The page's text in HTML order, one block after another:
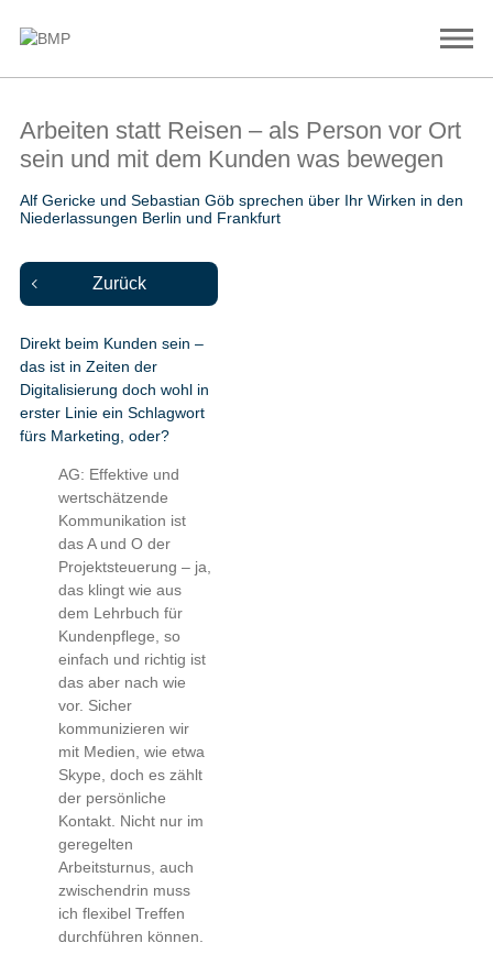
Arbeiten statt Reisen – als Person vor Ort
sein und mit dem Kunden was bewegen
Alf Gericke und Sebastian Göb sprechen über Ihr Wirken in den
Niederlassungen Berlin und Frankfurt
Zurück
Direkt beim Kunden sein –
das ist in Zeiten der
Digitalisierung doch wohl in
erster Linie ein Schlagwort
fürs Marketing, oder?
AG: Effektive und
wertschätzende
Kommunikation ist
das A und O der
Projektsteuerung – ja,
das klingt wie aus
dem Lehrbuch für
Kundenpflege, so
einfach und richtig ist
das aber nach wie
vor. Sicher
kommunizieren wir
mit Medien, wie etwa
Skype, doch es zählt
der persönliche
Kontakt. Nicht nur im
geregelten
Arbeitsturnus, auch
zwischendrin muss
ich flexibel Treffen
durchführen können.